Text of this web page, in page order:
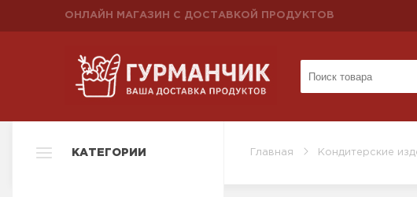
ОНЛАЙН МАГАЗИН С ДОСТАВКОЙ ПРОДУКТОВ
Главная Кондитерские
КАТЕГОРИИ